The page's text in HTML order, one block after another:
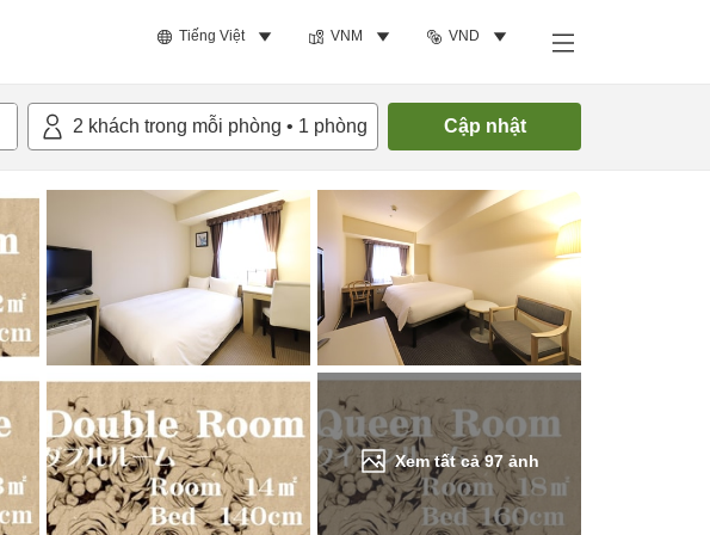
Tiếng Việt VNM VND
2 khách trong mỗi phòng • 1 phòng Cập nhật
Xem tất cả97 ảnh
Tìm phòng trống